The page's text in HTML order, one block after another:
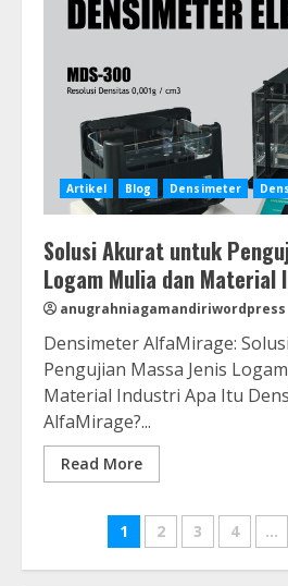
Artikel Blog Densimeter
Solusi Akurat untuk
Logam Mulia dan Material
anugrahniagamandiriwordpress
Densimeter AlfaMirage:
Pengujian Massa Jenis
Material Industri Apa Itu
AlfaMirage?...
Read More
Posts
1 2 3 4 …